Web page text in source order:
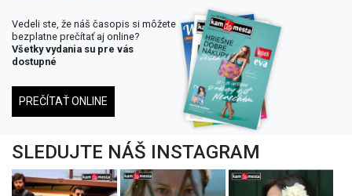
Vedeli ste, že náš časopis si môžete
bezplatne prečítať aj online?
Všetky vydania su pre vás
dostupné
PREČÍTAŤ ONLINE
SLEDUJTE NÁŠ INSTAGRAM